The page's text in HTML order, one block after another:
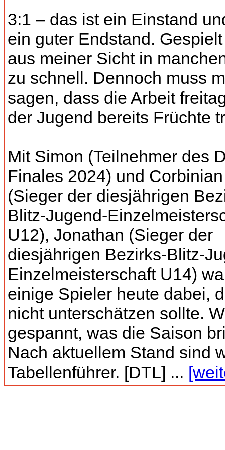
3:1 – das ist ein Einstand
ein guter Endstand.
aus meiner Sicht in
zu schnell. Dennoch muss
sagen, dass die Arbeit
der Jugend bereits Früchte
Mit Simon (Teilnehmer des
Finales 2024) und Corbinian
(Sieger der diesjährigen
Blitz-Jugend-
U12), Jonathan (Sieger der
diesjährigen Bezirks-Blitz-
Einzelmeisterschaft U14)
einige Spieler heute dabei,
nicht unterschätzen sollte.
gespannt, was die Saison
Nach aktuellem Stand sind
Tabellenführer. [DTL] ...